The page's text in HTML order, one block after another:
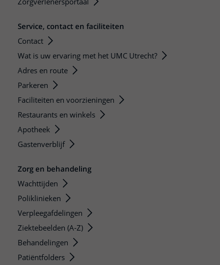
Service, contact en faciliteiten
Contact
Wat is uw ervaring met het UMC Utrecht?
Adres en route
Parkeren
Faciliteiten en voorzieningen
Restaurants en winkels
Apotheek
Gastenverblijf
Zorg en behandeling
Wachttijden
Poliklinieken
Verpleegafdelingen
Ziektebeelden (A-Z)
Behandelingen
Patiëntfolders